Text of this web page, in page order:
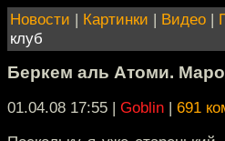
Новости | Картинки | Видео |
клуб
Беркем аль Атоми.
01.04.08 17:55 | Goblin | 691